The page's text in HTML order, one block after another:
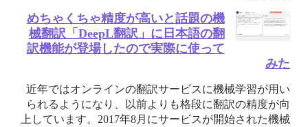
めちゃくちゃ精度が高いと話題の機
械翻訳「DeepL翻訳」に日本語の翻
訳機能が登場したので実際に使って
みた
近年ではオンラインの翻訳サービスに機械学習が用い
られるようになり、以前よりも格段に翻訳の精度が向
上しています。2017年8月にサービスが開始された機械